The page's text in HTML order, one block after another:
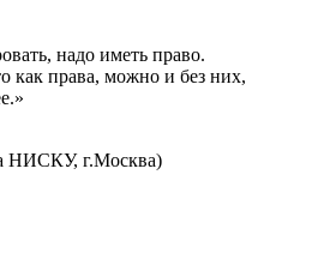
надо иметь право.
как права, можно и без них,
НИСКУ, г.Москва)